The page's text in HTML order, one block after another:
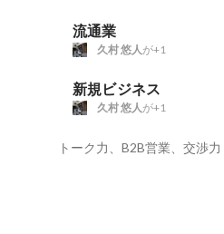
流通業
久村 悠人が+1
新規ビジネス
久村 悠人が+1
トーク力、B2B営業、交渉力